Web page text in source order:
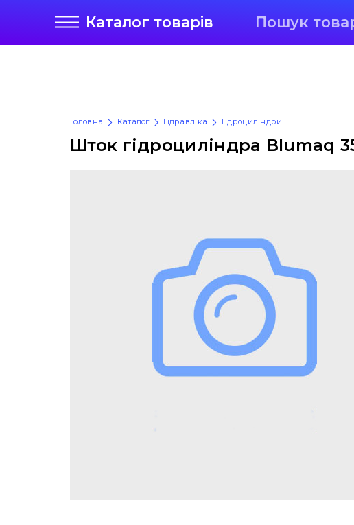
Каталог товарів
Головна Каталог Гідравліка Гідроциліндри
Шток гідроциліндра Blumaq